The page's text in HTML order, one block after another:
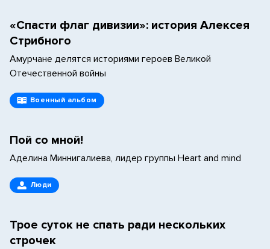
«Спасти флаг дивизии»: история Алексея
Стрибного
Амурчане делятся историями героев Великой
Отечественной войны
Военный альбом
Пой со мной!
Аделина Миннигалиева, лидер группы Heart and mind
Люди
Трое суток не спать ради нескольких
строчек